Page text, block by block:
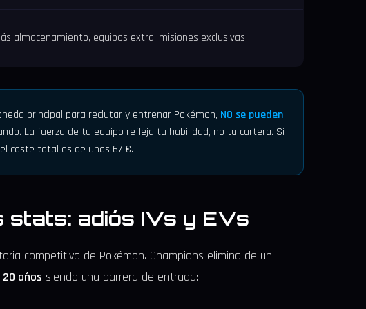
almacenamiento, equipos extra, misiones exclusivas
principal para reclutar y entrenar Pokémon, NO se pueden
La fuerza de tu equipo refleja tu habilidad, no tu cartera. Si
coste total es de unos 67 €.
stats: adiós IVs y EVs
competitiva de Pokémon. Champions elimina de un
años siendo una barrera de entrada: